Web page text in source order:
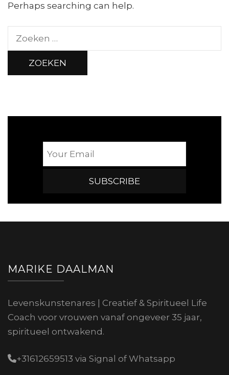
Perhaps searching can help.
Zoeken
MARIKE DAALMAN
Levenskunstenares | Creatief & Spiritueel Life
Coach voor vrouwen vanaf ongeveer 35 jaar,
spiritueel ontwakend.
+31612659513 via Signal of Whatsapp